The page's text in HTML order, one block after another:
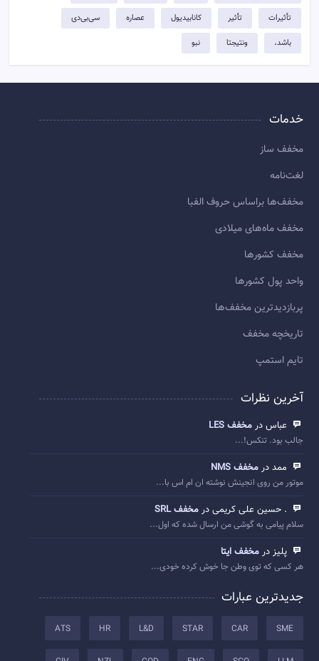
تأثیرات تأثیر کانابیدیول عصاره سی‌بی‌دی
باشد، ونتیجتا نبو
خدمات
مخفف ساز
لغت‌نامه
مخفف‌ها براساس حروف الفبا
مخفف ماه‌های میلادی
مخفف کشورها
واحد پول کشورها
پربازديدترين مخفف‌ها
تاريخچه مخفف
تایم استمپ
آخرین نظرات
عباس در مخفف LES
جالب بود. تنکس!...
ممد در مخفف NMS
موتور من روی انجینش نوشته ان ام اس با...
. حسین علی کریمی در مخفف SRL
سلام پیامی به گوشی من ارسال شده که اول...
پلیز در مخفف ایتا
هر کسی که توی وطن جا خوش کرده خودی...
جدیدترین عبارات
SME
CAR
STAR
L&D
HR
ATS